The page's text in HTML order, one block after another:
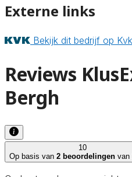
Externe links
Bekijk dit bedrijf op
Reviews
Bergh
10
Op basis van 2 beoordelingen van